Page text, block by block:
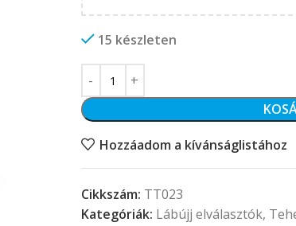
15 készleten
Hozzáadom a kívánságlistához
Cikkszám: TT023
Kategóriák: Lábújj elválasztók,